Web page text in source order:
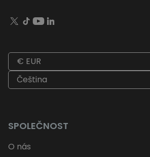
€ EUR
Čeština
SPOLEČNOST
O nás